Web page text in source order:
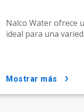
Nalco Water ofrece
ideal para una
mostrar más